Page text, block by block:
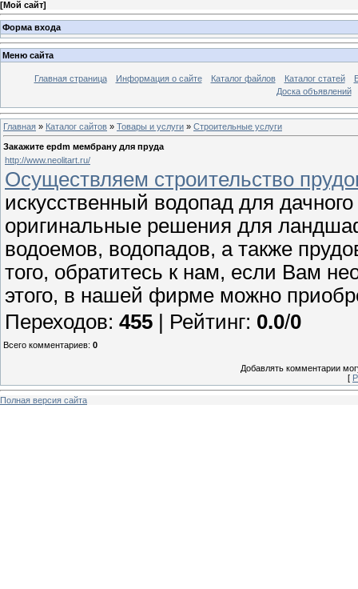
[Мой сайт]
Форма входа
Меню сайта
Главная страница Информация о сайте Каталог файлов Каталог статей
Доска объявлений
Главная » Каталог сайтов » Товары и услуги » Строительные услуги
Закажите epdm мембрану для пруда
http://www.neolitart.ru/
Осуществляем строительство
искусственный водопад для
оригинальные решения для
водоемов, водопадов, а также
того, обратитесь к нам, если Вам
этого, в нашей фирме можно
Переходов: 455 | Рейтинг: 0.0/0
Всего комментариев: 0
Добавлять комментарии
[
Полная версия сайта